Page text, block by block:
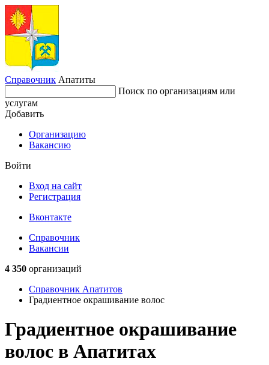
Справочник Апатиты
Поиск по организациям или
услугам
Добавить
Организацию
Вакансию
Войти
Вход на сайт
Регистрация
Вконтакте
Справочник
Вакансии
4 350 организаций
Справочник Апатитов
Градиентное окрашивание волос
Градиентное окрашивание
волос в Апатитах